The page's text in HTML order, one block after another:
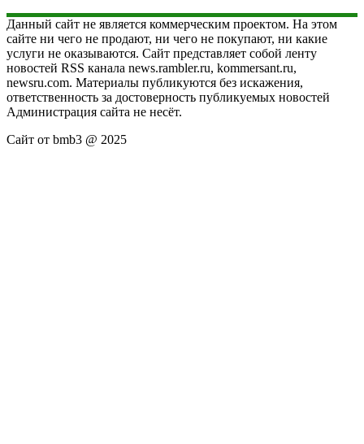
Данный сайт не является коммерческим проектом. На этом
сайте ни чего не продают, ни чего не покупают, ни какие
услуги не оказываются. Сайт представляет собой ленту
новостей RSS канала news.rambler.ru, kommersant.ru,
newsru.com. Материалы публикуются без искажения,
ответственность за достоверность публикуемых новостей
Администрация сайта не несёт.
Сайт от bmb3 @ 2025